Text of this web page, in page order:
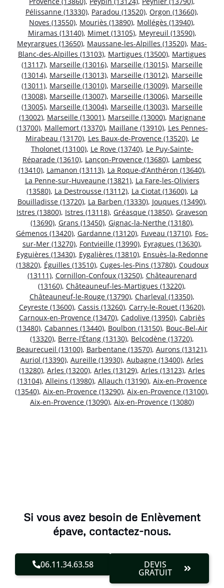
Pélissanne (13330), Paradou (13520), Orgon (13660),
Noves (13550), Mouriès (13890), Mollégès (13940),
Miramas (13140), Mimet (13105), Meyreuil (13590),
Meyrargues (13650), Maussane-les-Alpilles (13520), Mas-
Blanc-des-Alpilles (13103), Martigues (13500), Martigues
(13117), Marseille (13016), Marseille (13015), Marseille
(13014), Marseille (13013), Marseille (13012), Marseille
(13011), Marseille (13010), Marseille (13009), Marseille
(13008), Marseille (13007), Marseille (13006), Marseille
(13005), Marseille (13004), Marseille (13003), Marseille
(13002), Marseille (13001), Marseille (13000), Marignane
(13700), Mallemort (13370), Maillane (13910), Les Pennes-
Mirabeau (13170), Les Baux-de-Provence (13520), Le
Tholonet (13100), Le Rove (13740), Le Puy-Sainte-
Réparade (13610), Lançon-Provence (13680), Lambesc
(13410), Lamanon (13113), La Roque-d’Anthéron (13640),
La Penne-sur-Huveaune (13821), La Fare-les-Oliviers
(13580), La Destrousse (13112), La Ciotat (13600), La
Bouilladisse (13720), La Barben (13330), Jouques (13490),
Istres (13800), Istres (13118), Gréasque (13850), Graveson
(13690), Grans (13450), Gignac-la-Nerthe (13180),
Gémenos (13420), Gardanne (13120), Fuveau (13710), Fos-
sur-Mer (13270), Fontvieille (13990), Eyragues (13630),
Eyguières (13430), Eygalières (13810), Ensuès-la-Redonne
(13820), Éguilles (13510), Cuges-les-Pins (13780), Coudoux
(13111), Cornillon-Confoux (13250), Châteaurenard
(13160), Châteauneuf-les-Martigues (13220),
Châteauneuf-le-Rouge (13790), Charleval (13350),
Ceyreste (13600), Cassis (13260), Carry-le-Rouet (13620),
Carnoux-en-Provence (13470), Cadolive (13950), Cabriès
(13480), Cabannes (13440), Boulbon (13150), Bouc-Bel-Air
(13320), Berre-l’Étang (13130), Belcodène (13720),
Beaurecueil (13100), Barbentane (13570), Aurons (13121),
Auriol (13390), Aureille (13930), Aubagne (13400), Arles
(13280), Arles (13200), Arles (13129), Arles (13123), Arles
(13104), Alleins (13980), Allauch (13190), Aix-en-Provence
(13540), Aix-en-Provence (13290), Aix-en-Provence (13100),
Aix-en-Provence (13090), Aix-en-Provence (13080)
Si vous avez besoin de Enlèvement
épave, contactez-nous.
06.11.34.63.58 DEVIS
GRATUIT